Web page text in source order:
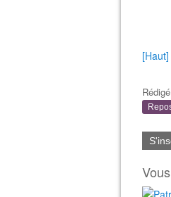
[Haut]